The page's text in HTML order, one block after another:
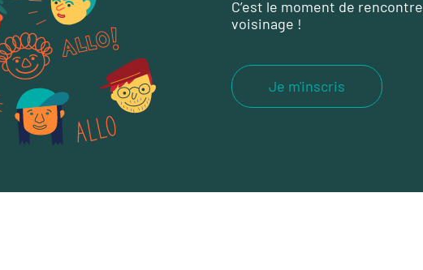
C’est le moment de
voisinage !
Je m'inscris